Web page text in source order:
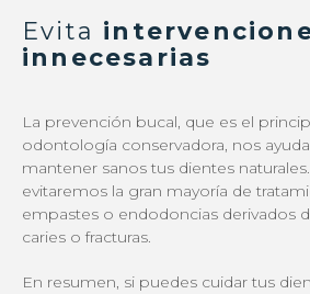
Evita
innecesarias
La prevención bucal, que es el
odontología conservadora, nos
mantener sanos tus dientes
evitaremos la gran mayoría de
empastes o endodoncias derivados
caries o fracturas.
En resumen, si puedes cuidar tus